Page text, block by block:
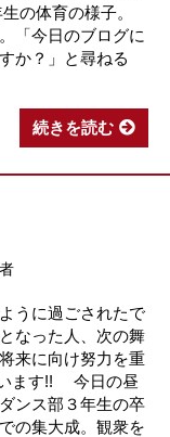
の体育の様子。
「今日のブログに
か？」と尋ねる
続きを読む
うに過ごされたで
なった人、次の舞
来に向け努力を重
います!! 今日の昼
ンス部３年生の卒
の集大成。観衆を